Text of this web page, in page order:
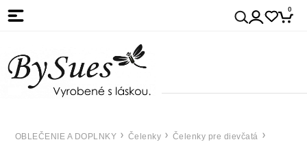
0
OBLEČENIE A DOPLNKY Čelenky Čelenky pre dievčatá